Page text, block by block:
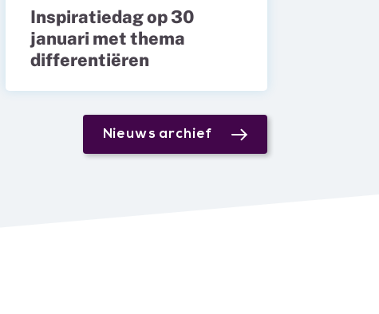
Inspiratiedag op 30
januari met thema
differentiëren
Nieuws archief